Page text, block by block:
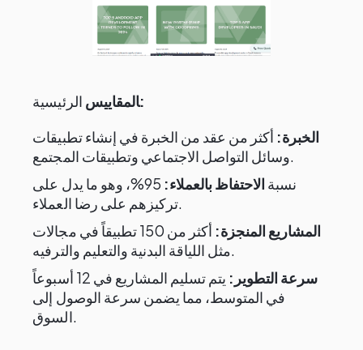
‍المقاييس الرئيسية
:
الخبرة: أكثر من عقد من الخبرة في إنشاء تطبيقات
وسائل التواصل الاجتماعي وتطبيقات المجتمع.
نسبة الاحتفاظ بالعملاء:
95%، وهو ما يدل على
تركيزهم على رضا العملاء.
المشاريع المنجزة:
أكثر من 150 تطبيقاً في مجالات
مثل اللياقة البدنية والتعليم والترفيه.
سرعة التطوير:
يتم تسليم المشاريع في 12 أسبوعاً
في المتوسط، مما يضمن سرعة الوصول إلى
السوق.